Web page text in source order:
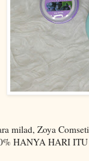
milad, Zoya
HANYA HARI ITU